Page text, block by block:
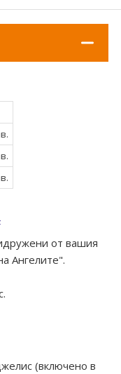
от вашия
Ангелите".
(включено в